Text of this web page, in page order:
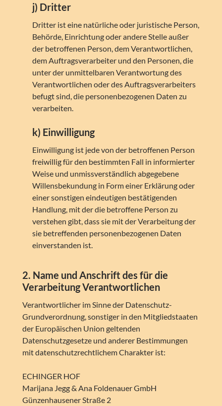
j) Dritter
Dritter ist eine natürliche oder juristische Person,
Behörde, Einrichtung oder andere Stelle außer
der betroffenen Person, dem Verantwortlichen,
dem Auftragsverarbeiter und den Personen, die
unter der unmittelbaren Verantwortung des
Verantwortlichen oder des Auftragsverarbeiters
befugt sind, die personenbezogenen Daten zu
verarbeiten.
k) Einwilligung
Einwilligung ist jede von der betroffenen Person
freiwillig für den bestimmten Fall in informierter
Weise und unmissverständlich abgegebene
Willensbekundung in Form einer Erklärung oder
einer sonstigen eindeutigen bestätigenden
Handlung, mit der die betroffene Person zu
verstehen gibt, dass sie mit der Verarbeitung der
sie betreffenden personenbezogenen Daten
einverstanden ist.
2. Name und Anschrift des für die
Verarbeitung Verantwortlichen
Verantwortlicher im Sinne der Datenschutz-
Grundverordnung, sonstiger in den Mitgliedstaaten
der Europäischen Union geltenden
Datenschutzgesetze und anderer Bestimmungen
mit datenschutzrechtlichem Charakter ist:
ECHINGER HOF
Marijana Jegg & Ana Foldenauer GmbH
Günzenhausener Straße 2